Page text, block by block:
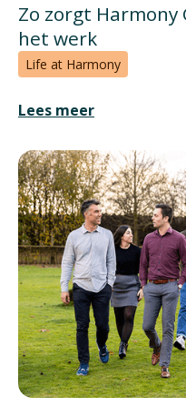
Zo zorgt
het werk
Life at Harmony
Lees meer